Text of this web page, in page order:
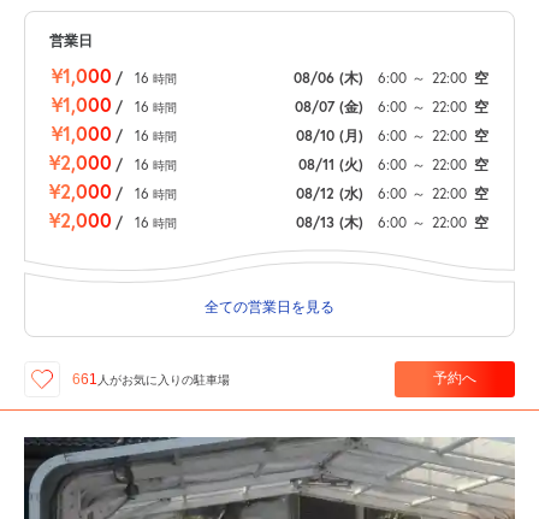
営業日
¥1,000 / 16 時間 08/06 (木) 6:00 ～ 22:00 空
¥1,000 / 16 時間 08/07 (金) 6:00 ～ 22:00 空
¥1,000 / 16 時間 08/10 (月) 6:00 ～ 22:00 空
¥2,000 / 16 時間 08/11 (火) 6:00 ～ 22:00 空
¥2,000 / 16 時間 08/12 (水) 6:00 ～ 22:00 空
¥2,000 / 16 時間 08/13 (木) 6:00 ～ 22:00 空
全ての営業日を見る
661 人がお気に入りの駐車場 予約へ